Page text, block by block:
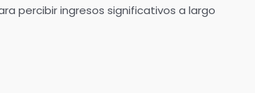
percibir ingresos significativos a largo